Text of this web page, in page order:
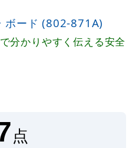
ボード (802-871A)
分かりやすく伝える安全
点